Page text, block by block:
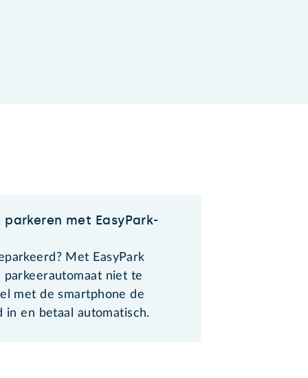
parkeren met EasyPark-
Met EasyPark
parkeerautomaat niet te
met de smartphone de
in en betaal automatisch.